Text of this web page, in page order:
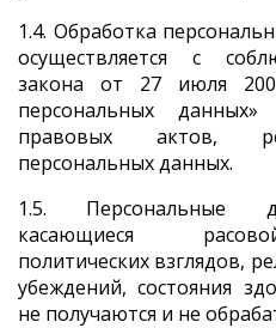
1.4. Обработка
осуществляется с
закона от 27 июля
персональных
правовых актов,
персональных данных.
1.5. Персональные
касающиеся
политических взглядов,
убеждений, состояния
не получаются и не